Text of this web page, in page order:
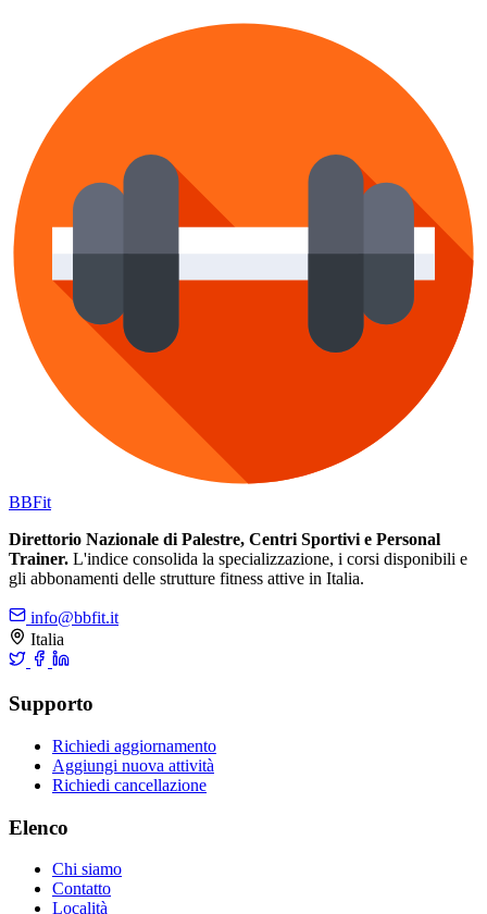
BBFit
Direttorio Nazionale di Palestre, Centri Sportivi e Personal
Trainer. L'indice consolida la specializzazione, i corsi disponibili e
gli abbonamenti delle strutture fitness attive in Italia.
info@bbfit.it
Italia
Supporto
Richiedi aggiornamento
Aggiungi nuova attività
Richiedi cancellazione
Elenco
Chi siamo
Contatto
Località